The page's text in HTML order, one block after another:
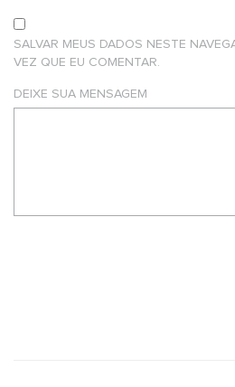
SALVAR MEUS DADOS NESTE
VEZ QUE EU COMENTAR.
DEIXE SUA MENSAGEM